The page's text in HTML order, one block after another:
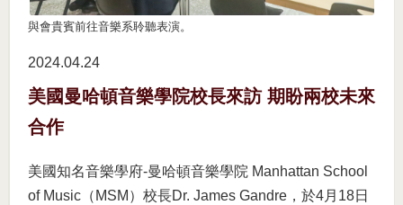
與會貴賓前往音樂系聆聽表演。
2024.04 24
美國曼哈頓音樂學院校長來訪 期盼兩校未來
合作
美國知名音樂學府-曼哈頓音樂學院 Manhattan School
of Music（MSM）校長Dr. James Gandre，於4月18日